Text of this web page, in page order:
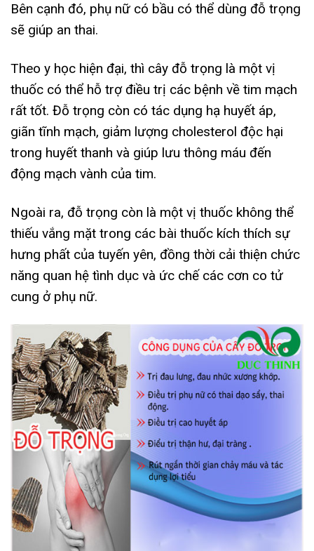
Bên cạnh đó, phụ nữ có bầu có thể dùng đỗ trọng
sẽ giúp an thai.
Theo y học hiện đại, thì cây đỗ trọng là một vị
thuốc có thể hỗ trợ điều trị các bệnh về tim mạch
rất tốt. Đỗ trọng còn có tác dụng hạ huyết áp,
giãn tĩnh mạch, giảm lượng cholesterol độc hại
trong huyết thanh và giúp lưu thông máu đến
động mạch vành của tim.
Ngoài ra, đỗ trọng còn là một vị thuốc không thể
thiếu vắng mặt trong các bài thuốc kích thích sự
hưng phất của tuyến yên, đồng thời cải thiện chức
năng quan hệ tình dục và ức chế các cơn co tử
cung ở phụ nữ.